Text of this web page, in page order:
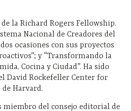
la Richard Rogers Fellowship.
Nacional de Creadores del
ocasiones con sus proyectos
y “Transformando la
Cocina y Ciudad”. Ha sido
David Rockefeller Center for
Harvard.
miembro del consejo editorial de